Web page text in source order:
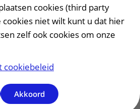
hun onderzoek onder
Prof. Niels
dr. Niels
UMCU), Brent Appelman
en dr. Jeroen den
UMC), hun
cookies (third party
cookies niet wilt kunt u dat hier
zelf ook cookies om onze
cookiebeleid
Akkoord